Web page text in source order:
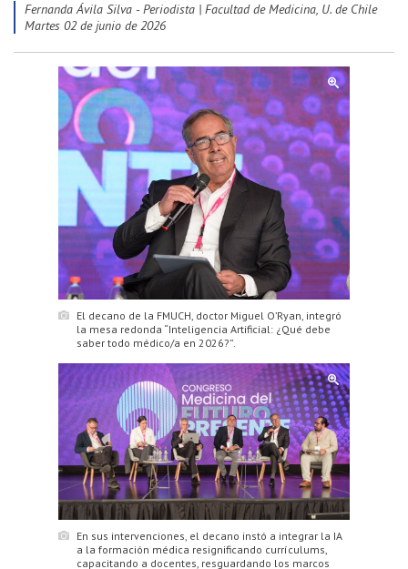
El decano de la FMUCH, doctor Miguel O’Ryan, integró
la mesa redonda “Inteligencia Artificial: ¿Qué debe
saber todo médico/a en 2026?”.
En sus intervenciones, el decano instó a integrar la IA
a la formación médica resignificando currículums,
capacitando a docentes, resguardando los marcos
Fernanda Ávila Silva - Periodista | Facultad de Medicina, U. de Chile
martes 02 de junio de 2026